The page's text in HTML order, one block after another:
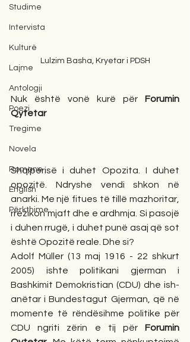
Studime
Intervista
Kulturë
Lajme
Antologji
Poezi
Tregime
Novela
Romane
English
Përkthime
Lulzim Basha, Kryetar i PDSH
Nuk është vonë kurë për Forumin
Qytetar
Shqipërisë i duhet Opozita. I duhet
opozitë. Ndryshe vendi shkon në
anarki. Me një fitues të tillë mazhoritar,
rrezikon mjaft dhe e ardhmja. Si pasojë
i duhen rrugë, i duhet punë asaj që sot
është Opozitë reale. Dhe si?
Adolf Müller (13 maj 1916 - 22 shkurt
2005) ishte politikani gjerman i
Bashkimit Demokristian (CDU) dhe ish-
anëtar i Bundestagut Gjerman, që në
momente të rëndësihme politike për
CDU ngriti zërin e tij për Forumin